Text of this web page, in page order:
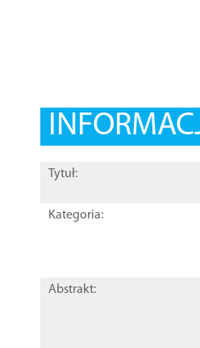
Tytuł:
Kategoria:
Abstrakt: